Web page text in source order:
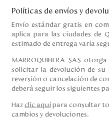
Políticas de envíos y
Envío estándar gratis en
aplica para las ciudades de
estimado de entrega varía
MARROQUINERA SAS
solicitar la devolución de
reversión o cancelación de
deberá seguir los siguientes
Haz clic aquí para consultar
cambios y devoluciones.